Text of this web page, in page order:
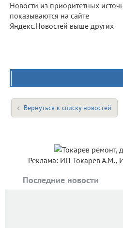
Новости из приоритетных
показываются на сайте
Яндекс.Новостей выше других
Вернуться к списку новостей
Реклама: ИП Токарев
Последние новости